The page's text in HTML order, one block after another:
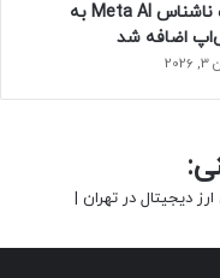
حالت ناشناس Meta AI به
اضافه شد
دیجیتال در تهران |